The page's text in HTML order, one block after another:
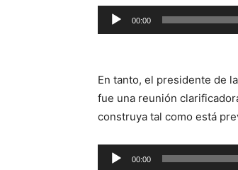
Reproductor
de
00:00
En tanto, el presidente de
fue una reunión
construya tal como está
Reproductor
00:00